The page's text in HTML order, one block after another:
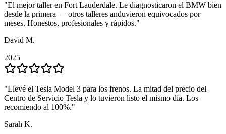
"El mejor taller en Fort Lauderdale. Le diagnosticaron el BMW bien
desde la primera — otros talleres anduvieron equivocados por
meses. Honestos, profesionales y rápidos."
David M.
2025
"Llevé el Tesla Model 3 para los frenos. La mitad del precio del
Centro de Servicio Tesla y lo tuvieron listo el mismo día. Los
recomiendo al 100%."
Sarah K.
"El mejor taller en Fort Lauderdale. Le diagnosticaron el BMW bien
desde la primera — otros talleres anduvieron equivocados por
meses. Honestos, profesionales y rápidos."
David M.
2025
"Llevé el Tesla Model 3 para los frenos. La mitad del precio del
Centro de Servicio Tesla y lo tuvieron listo el mismo día. Los
recomiendo al 100%."
Sarah K.